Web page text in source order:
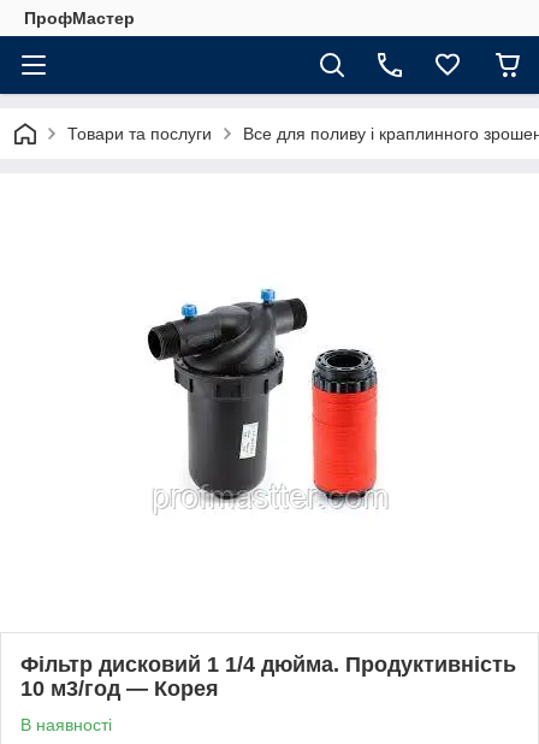
ПрофМастер
Товари та послуги Все для поливу і краплинного
Фільтр дисковий 1 1/4 дюйма. Продуктивність
10 м3/год — Корея
В наявності